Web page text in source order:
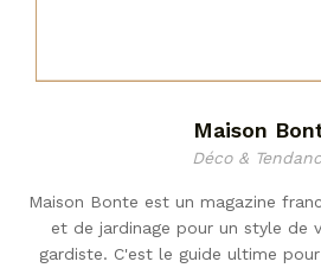
Maison
Déco &
Maison Bonte est un magazine
et de jardinage pour un style de
gardiste. C'est le guide ultime